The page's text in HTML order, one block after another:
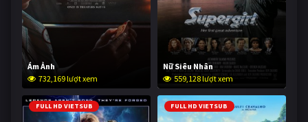
Ám Ảnh
732,169 lượt xem
Nữ Siêu Nhân
559,128 lượt xem
FULL HD VIETSUB FULL HD VIETSUB